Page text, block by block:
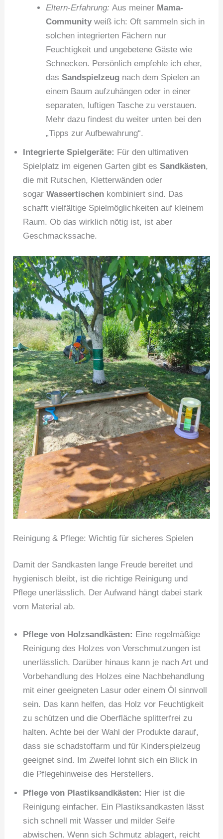
Eltern-Erfahrung: Aus meiner Mama-
Communityweiß ich: Oft sammeln sich in
solchen integrierten Fächern nur
Feuchtigkeit und ungebetene Gäste wie
Schnecken. Persönlich empfehle ich eher,
das Sandspielzeugnach dem Spielen an
einem Baum aufzuhängen oder in einer
separaten, luftigen Tasche zu verstauen.
Mehr dazu findest du weiter unten bei den
„Tipps zur Aufbewahrung“.
Integrierte Spielgeräte: Für den ultimativen
Spielplatz im eigenen Garten gibt esSandkästen,
die mit Rutschen, Kletterwänden oder
sogarWassertischen kombiniert sind. Das
schafft vielfältige Spielmöglichkeiten auf kleinem
Raum. Ob das wirklich nötig ist, ist aber
Geschmackssache.
Reinigung & Pflege: Wichtig für sicheres Spielen
Damit der Sandkasten lange Freude bereitet und
hygienisch bleibt, ist die richtige Reinigung und
Pflege unerlässlich. Der Aufwand hängt dabei stark
vom Material ab.
Pflege von Holzsandkästen: Eine regelmäßige
Reinigung des Holzes von Verschmutzungen ist
unerlässlich. Darüber hinaus kann je nach Art und
Vorbehandlung des Holzes eine Nachbehandlung
mit einer geeigneten Lasur oder einem Öl sinnvoll
sein. Das kann helfen, das Holz vor Feuchtigkeit
zu schützen und die Oberfläche splitterfrei zu
halten. Achte bei der Wahl der Produkte darauf,
dass sie schadstoffarm und für Kinderspielzeug
geeignet sind. Im Zweifel lohnt sich ein Blick in
die Pflegehinweise des Herstellers.
Pflege von Plastiksandkästen: Hier ist die
Reinigung einfacher. Ein Plastiksandkasten lässt
sich schnell mit Wasser und milder Seife
abwischen. Wenn sich Schmutz ablagert, reicht